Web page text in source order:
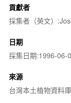
貢獻者
採集者（英文）
日期
採集日期:1996-06-
來源
台灣本土植物資料